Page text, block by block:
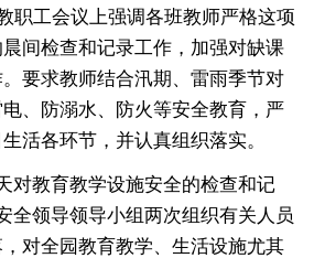
职工会议上强调各班教师严格这项
间检查和记录工作，加强对缺课
要求教师结合汛期、雷雨季节对
、防溺水、防火等安全教育，严
活各环节，并认真组织落实。
对教育教学设施安全的检查和记
全领导领导小组两次组织有关人员
对全园教育教学、生活设施尤其